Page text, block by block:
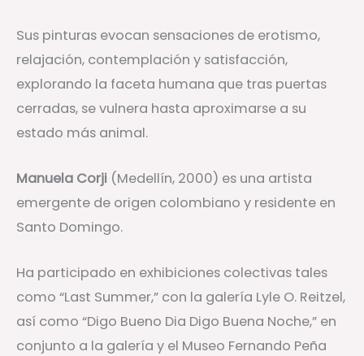
Sus pinturas evocan sensaciones de erotismo,
relajación, contemplación y satisfacción,
explorando la faceta humana que tras puertas
cerradas, se vulnera hasta aproximarse a su
estado más animal.
Manuela Corji (Medellín, 2000) es una artista
emergente de origen colombiano y residente en
Santo Domingo.
Ha participado en exhibiciones colectivas tales
como “Last Summer,” con la galería Lyle O. Reitzel,
así como “Digo Bueno Dia Digo Buena Noche,” en
conjunto a la galería y el Museo Fernando Peña